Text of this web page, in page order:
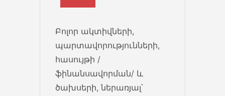
շենքերի, շինությունների, բնակելի
հողամասերի...
13 Jan 2022
Առևտրի օբյեկտներին ներկայացվող նոր
Բոլոր ակտիվների,
պարտավորությունների,
հասույթի /
ֆինանսավորման/ և
ծախսերի, ներառյալ՝